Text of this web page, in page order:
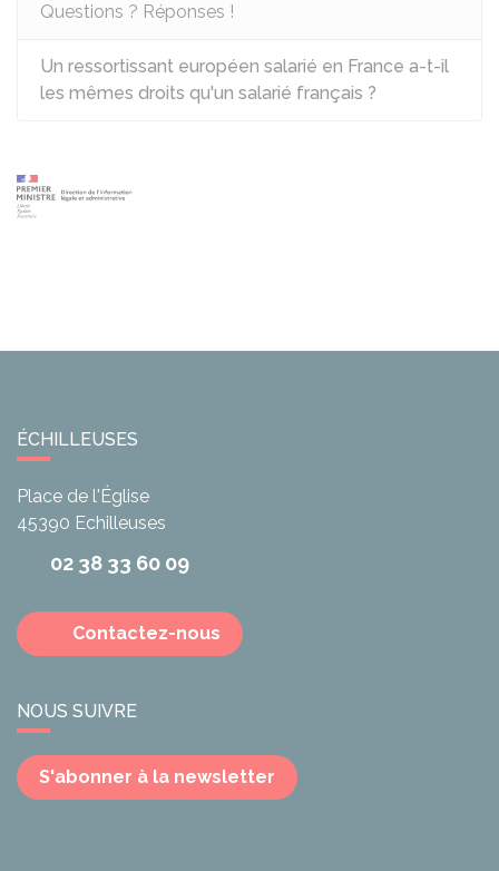
Questions ? Réponses !
Un ressortissant européen salarié en France a-t-il
les mêmes droits qu'un salarié français ?
ÉCHILLEUSES
Place de l'Église
45390 Echilleuses
02 38 33 60 09
Contactez-nous
NOUS SUIVRE
S'abonner à la newsletter